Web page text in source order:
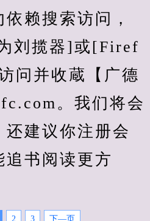
赖搜索访问，
刘揽器]或[Firef
问并收蔵【广德
。我们将会
建议你注册会
追书阅读更方
2 3 下—页